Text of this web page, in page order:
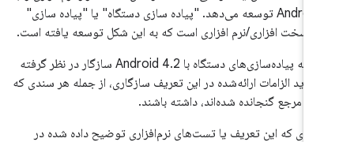
Android 4.2 توسعه می‌دهد. "پیاده سازی دستگاه" یا "پیاده سازی"
حل سخت افزاری/نرم افزاری است که به این شکل توسعه یافته است.
برای اینکه پیاده‌سازی‌های دستگاه با Android 4.2 سازگار در نظر گرفته
باید الزامات ارائه‌شده در این تعریف سازگاری، از جمله هر سندی که
مرجع گنجانده شده‌اند، داشته باشند.
که این تعریف یا تست‌های نرم‌افزاری توضیح داده شده در